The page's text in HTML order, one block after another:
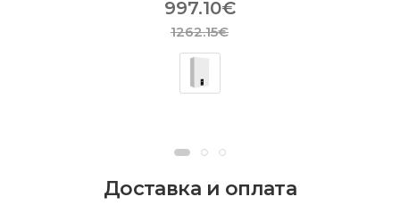
997.10€
1262.15€
Доставка и оплата